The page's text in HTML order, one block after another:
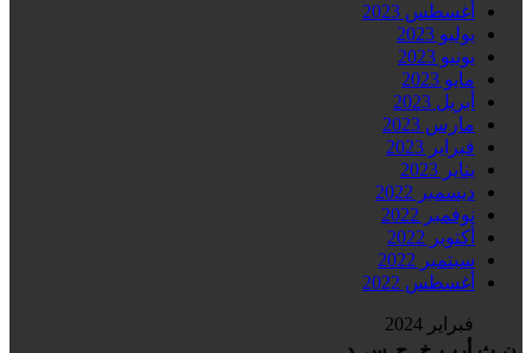
أغسطس 2023
يوليو 2023
يونيو 2023
مايو 2023
أبريل 2023
مارس 2023
فبراير 2023
يناير 2023
ديسمبر 2022
نوفمبر 2022
أكتوبر 2022
سبتمبر 2022
أغسطس 2022
فبراير 2024